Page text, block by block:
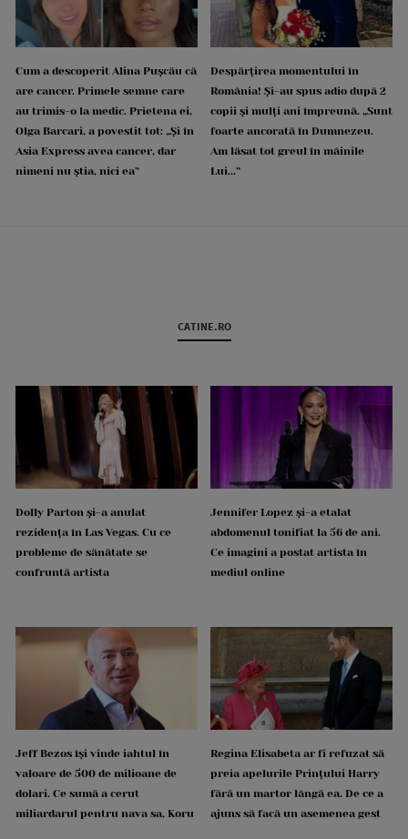
Cum a descoperit Alina Pușcău că
are cancer. Primele semne care
au trimis-o la medic. Prietena ei,
Olga Barcari, a povestit tot: „Și în
Asia Express avea cancer, dar
nimeni nu știa, nici ea”
Despărțirea momentului în
România! Și-au spus adio după 2
copii și mulți ani împreună. „Sunt
foarte ancorată în Dumnezeu.
Am lăsat tot greul în mâinile
Lui...”
CATINE.RO
Dolly Parton și-a anulat
rezidența în Las Vegas. Cu ce
probleme de sănătate se
confruntă artista
Jennifer Lopez și-a etalat
abdomenul tonifiat la 56 de ani.
Ce imagini a postat artista în
mediul online
Jeff Bezos își vinde iahtul în
valoare de 500 de milioane de
dolari. Ce sumă a cerut
miliardarul pentru nava sa, Koru
Regina Elisabeta ar fi refuzat să
preia apelurile Prințului Harry
fără un martor lângă ea. De ce a
ajuns să facă un asemenea gest